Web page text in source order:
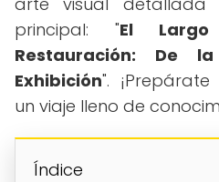
principal: "El
Restauración: De
Exhibición".
un viaje lleno de
Índice